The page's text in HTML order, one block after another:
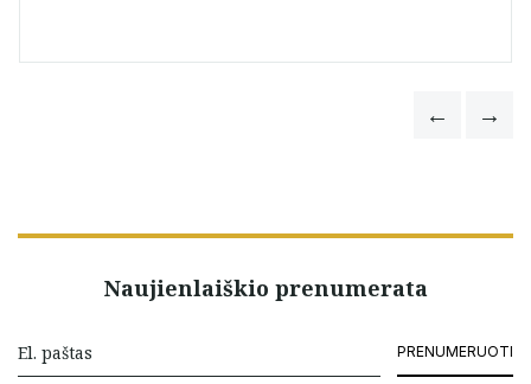
Naujienlaiškio prenumerata
PRENUMERUOTI